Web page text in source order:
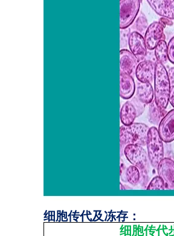
细胞传代及冻存：
细胞传代